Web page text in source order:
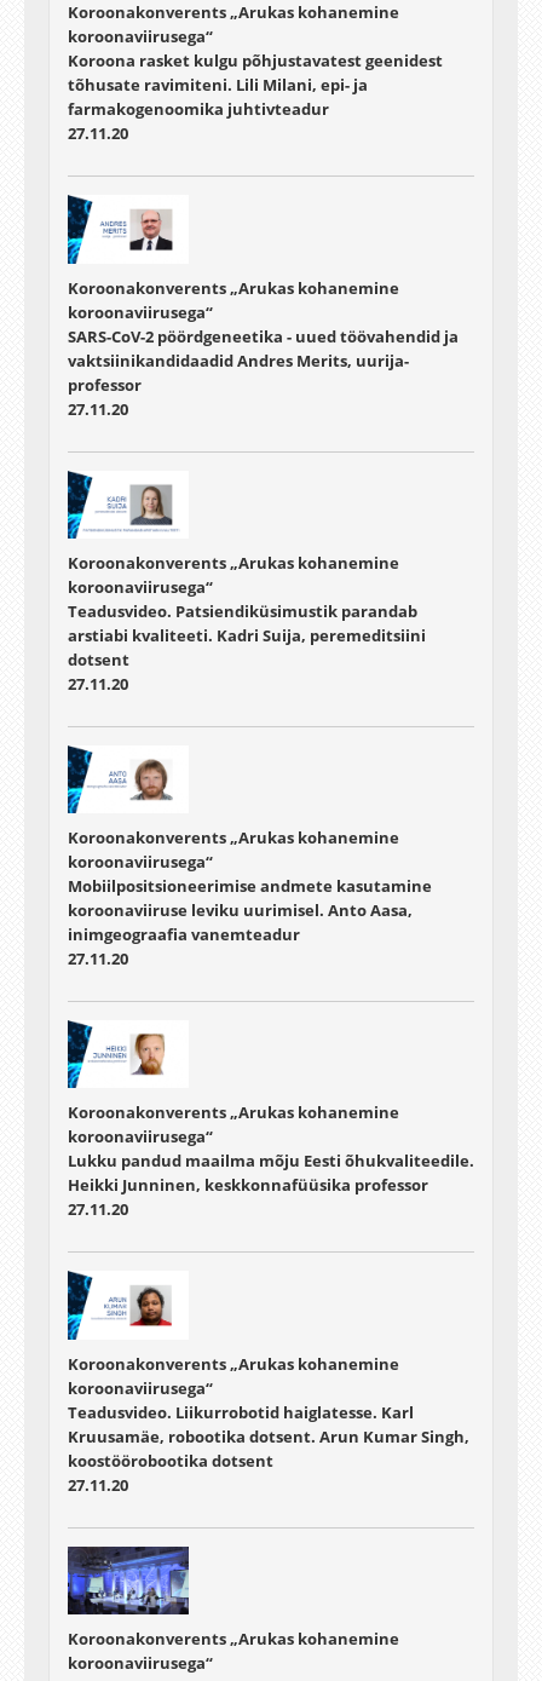
Koroonakonverents „Arukas kohanemine
koroonaviirusega“
Koroona rasket kulgu põhjustavatest geenidest
tõhusate ravimiteni. Lili Milani, epi- ja
farmakogenoomika juhtivteadur
27.11.20
Koroonakonverents „Arukas kohanemine
koroonaviirusega“
SARS-CoV-2 pöördgeneetika - uued töövahendid ja
vaktsiinikandidaadid Andres Merits, uurija-
professor
27.11.20
Koroonakonverents „Arukas kohanemine
koroonaviirusega“
Teadusvideo. Patsiendiküsimustik parandab
arstiabi kvaliteeti. Kadri Suija, peremeditsiini
dotsent
27.11.20
Koroonakonverents „Arukas kohanemine
koroonaviirusega“
Mobiilpositsioneerimise andmete kasutamine
koroonaviiruse leviku uurimisel. Anto Aasa,
inimgeograafia vanemteadur
27.11.20
Koroonakonverents „Arukas kohanemine
koroonaviirusega“
Lukku pandud maailma mõju Eesti õhukvaliteedile.
Heikki Junninen, keskkonnafüüsika professor
27.11.20
Koroonakonverents „Arukas kohanemine
koroonaviirusega“
Teadusvideo. Liikurrobotid haiglatesse. Karl
Kruusamäe, robootika dotsent. Arun Kumar Singh,
koostöörobootika dotsent
27.11.20
Koroonakonverents „Arukas kohanemine
koroonaviirusega“